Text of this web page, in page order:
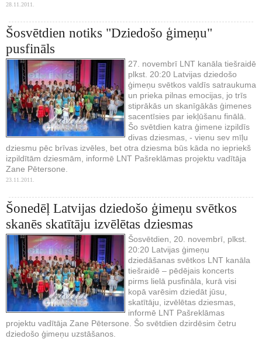
28.11.2011.
Šosvētdien notiks "Dziedošo ģimeņu"
pusfināls
27. novembrī LNT kanāla tiešraidē
plkst. 20:20 Latvijas dziedošo
ģimeņu svētkos valdīs satraukuma
un prieka pilnas emocijas, jo trīs
stiprākās un skanīgākās ģimenes
sacentīsies par iekļūšanu finālā.
Šo svētdien katra ģimene izpildīs
divas dziesmas, - vienu sev mīļu
dziesmu pēc brīvas izvēles, bet otra dziesma būs kāda no iepriekš
izpildītām dziesmām, informē LNT Pašreklāmas projektu vadītāja
Zane Pētersone.
23.11.2011.
Šonedēļ Latvijas dziedošo ģimeņu svētkos
skanēs skatītāju izvēlētas dziesmas
Šosvētdien, 20. novembrī, plkst.
20:20 Latvijas ģimeņu
dziedāšanas svētkos LNT kanāla
tiešraidē – pēdējais koncerts
pirms lielā pusfināla, kurā visi
kopā varēsim dziedāt jūsu,
skatītāju, izvēlētas dziesmas,
informē LNT Pašreklāmas
projektu vadītāja Zane Pētersone. Šo svētdien dzirdēsim četru
dziedošo ģimeņu uzstāšanos.